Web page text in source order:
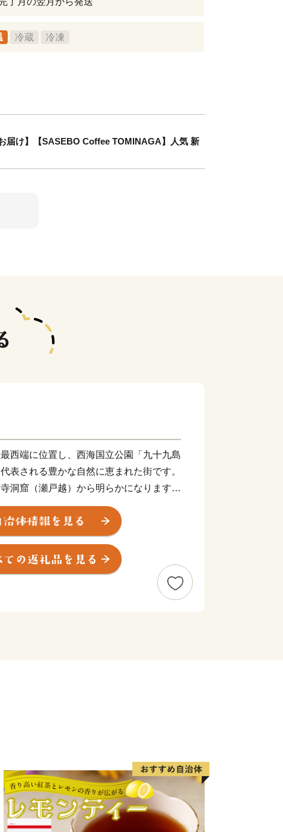
冷蔵 冷凍
届け】【SASEBO Coffee TOMINAGA】人気 新
西端に位置し、西海国立公園「九十九島
表される豊かな自然に恵まれた街です。
洞窟（瀬戸越）から明らかになります。
し、1万2千年前の層からは、世界最古
りゅうもんどき)」が出土しました。
人の半農半漁の一寒村でした。明治
鎮守府」の設置が公布されると急速に
保村」から一挙に「佐世保市」となり
（川棚町、西海市、佐々町、波佐見町、
（伊万里市、有田町）